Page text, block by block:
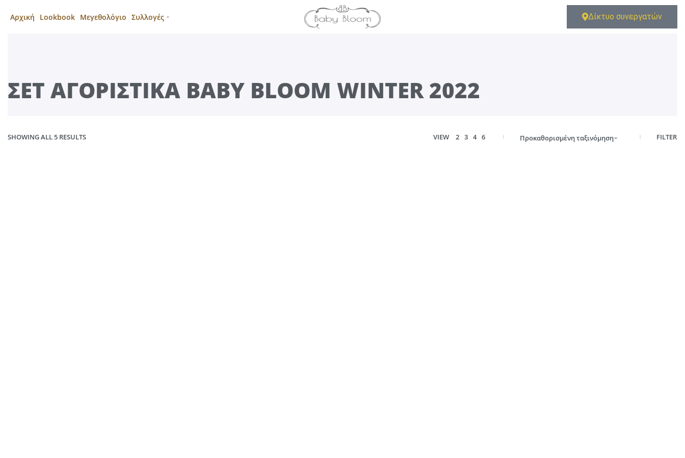
Αρχική Lookbook Μεγεθολόγιο Συλλογές Δίκτυο συνεργατών
ΣΈΤ ΑΓΟΡΊΣΤΙΚΑ BABY BLOOM WINTER 2022
SHOWING ALL 5 RESULTS VIEW 2 3 4 6 Προκαθορισμένη ταξινόμηση FILTER